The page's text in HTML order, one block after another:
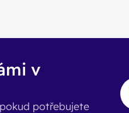
v
potřebujete